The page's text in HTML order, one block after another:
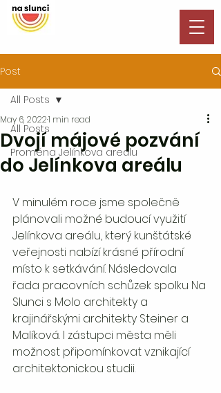
Post
All Posts
Proměna Jelínkova areálu
All Posts
Dvojí májové pozvání
do Jelínkova areálu
May 6, 20221 min read
V minulém roce jsme společně
plánovali možné budoucí využití
Jelínkova areálu, který kunštátské
veřejnosti nabízí krásné přírodní
místo k setkávání. Následovala
řada pracovních schůzek spolku Na
Slunci s Molo architekty a
krajinářskými architekty Steiner a
Malíková. I zástupci města měli
možnost připomínkovat vznikající
architektonickou studii.